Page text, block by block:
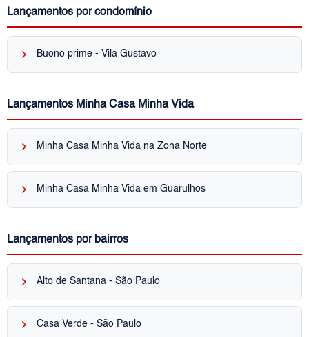
Lançamentos por condomínio
keyboard_arrow_right Buono prime - Vila Gustavo
Lançamentos Minha Casa Minha Vida
keyboard_arrow_right Minha Casa Minha Vida na Zona Norte
keyboard_arrow_right Minha Casa Minha Vida em Guarulhos
Lançamentos por bairros
keyboard_arrow_right Alto de Santana - São Paulo
keyboard_arrow_right Casa Verde - São Paulo